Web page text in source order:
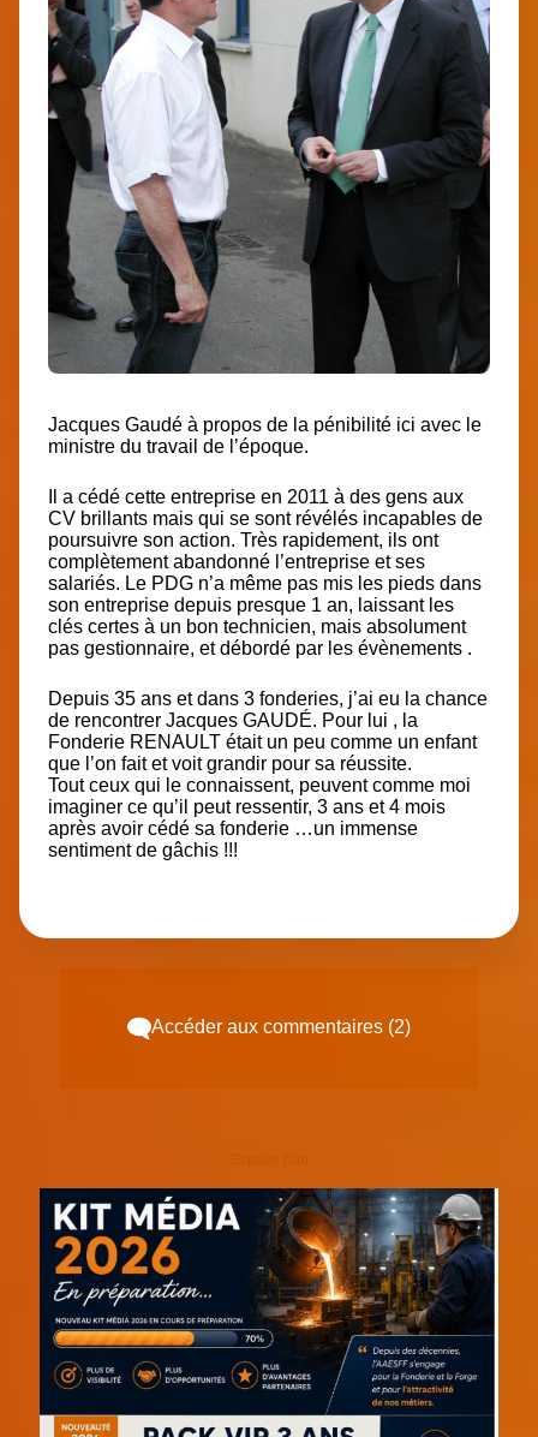
Jacques Gaudé à propos de la pénibilité ici avec le
ministre du travail de l’époque.
Il a cédé cette entreprise en 2011 à des gens aux
CV brillants mais qui se sont révélés incapables de
poursuivre son action. Très rapidement, ils ont
complètement abandonné l’entreprise et ses
salariés. Le PDG n’a même pas mis les pieds dans
son entreprise depuis presque 1 an, laissant les
clés certes à un bon technicien, mais absolument
pas gestionnaire, et débordé par les évènements .
Depuis 35 ans et dans 3 fonderies, j’ai eu la chance
de rencontrer Jacques GAUDÉ. Pour lui , la
Fonderie RENAULT était un peu comme un enfant
que l’on fait et voit grandir pour sa réussite.
Tout ceux qui le connaissent, peuvent comme moi
imaginer ce qu’il peut ressentir, 3 ans et 4 mois
après avoir cédé sa fonderie …un immense
sentiment de gâchis !!!
Accéder aux commentaires (2)